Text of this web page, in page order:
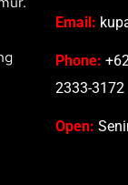
Email:
Phone:
2333-3172
Open: